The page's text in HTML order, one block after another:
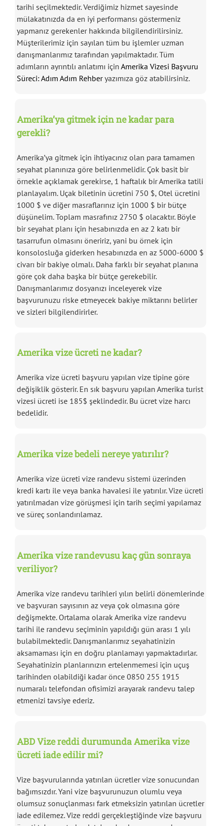
tarihi seçilmektedir. Verdiğimiz hizmet sayesinde
mülakatınızda da en iyi performansı göstermeniz
yapmanız gerekenler hakkında bilgilendirilirsiniz.
Müşterilerimiz için sayılan tüm bu işlemler uzman
danışmanlarımız tarafından yapılmaktadır. Tüm
adımların ayrıntılı anlatımı için Amerika Vizesi Başvuru
Süreci: Adım Adım Rehberyazımıza göz atabilirsiniz.
Amerika’ya gitmek için ne kadar para
gerekli?
Amerika’ya gitmek için ihtiyacınız olan para tamamen
seyahat planınıza göre belirlenmelidir. Çok basit bir
örnekle açıklamak gerekirse, 1 haftalık bir Amerika tatili
planlayalım. Uçak biletinin ücretini 750 $, Otel ücretini
1000 $ ve diğer masraflarınız için 1000 $ bir bütçe
düşünelim. Toplam masrafınız 2750 $ olacaktır. Böyle
bir seyahat planı için hesabınızda en az 2 katı bir
tasarrufun olmasını öneririz, yani bu örnek için
konsolosluğa giderken hesabınızda en az 5000-6000 $
civarı bir bakiye olmalı. Daha farklı bir seyahat planına
göre çok daha başka bir bütçe gerekebilir.
Danışmanlarımız dosyanızı inceleyerek vize
başvurunuzu riske etmeyecek bakiye miktarını belirler
ve sizleri bilgilendirirler.
Amerika vize ücreti ne kadar?
Amerika vize ücreti başvuru yapılan vize tipine göre
değişiklik gösterir. En sık başvuru yapılan Amerika turist
vizesi ücreti ise 185$ şeklindedir. Bu ücret vize harcı
bedelidir.
Amerika vize bedeli nereye yatırılır?
Amerika vize ücreti vize randevu sistemi üzerinden
kredi kartı ile veya banka havalesi ile yatırılır. Vize ücreti
yatırılmadan vize görüşmesi için tarih seçimi yapılamaz
ve süreç sonlandırılamaz.
Amerika vize randevusu kaç gün sonraya
veriliyor?
Amerika vize randevu tarihleri yılın belirli dönemlerinde
ve başvuran sayısının az veya çok olmasına göre
değişmekte. Ortalama olarak Amerika vize randevu
tarihi ile randevu seçiminin yapıldığı gün arası 1 yılı
bulabilmektedir. Danışmanlarımız seyahatinizin
aksamaması için en doğru planlamayı yapmaktadırlar.
Seyahatinizin planlarınızın ertelenmemesi için uçuş
tarihinden olabildiği kadar önce 0850 255 1915
numaralı telefondan ofisimizi arayarak randevu talep
etmenizi tavsiye ederiz.
ABD Vize reddi durumunda Amerika vize
ücreti iade edilir mi?
Vize başvurularında yatırılan ücretler vize sonucundan
bağımsızdır. Yani vize başvurunuzun olumlu veya
olumsuz sonuçlanması fark etmeksizin yatırılan ücretler
iade edilemez. Vize reddi gerçekleştiğinde vize başvuru